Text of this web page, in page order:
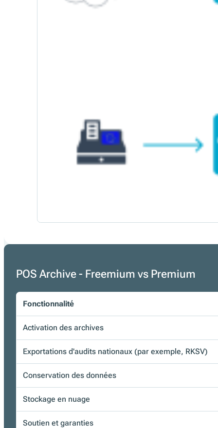
POS Archive - Freemium vs Premium
Fonctionnalité
Activation des archives
Exportations d'audits nationaux (par exemple, RKSV)
Conservation des données
Stockage en nuage
Soutien et garanties